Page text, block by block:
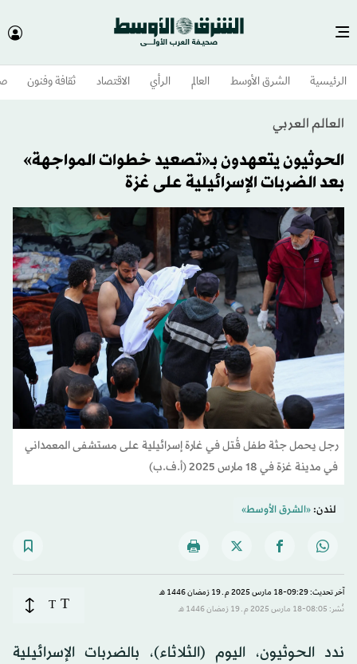
الرئيسية الشرق الأوسط​ العالم الرأي الاقتصاد ثقافة وفنون
العالم العربي
الحوثيون يتعهدون بـ«تصعيد خطوات المواجهة»
بعد الضربات الإسرائيلية على غزة
رجل يحمل جثة طفل قُتل في غارة إسرائيلية على مستشفى المعمداني
في مدينة غزة في 18 مارس 2025 (أ.ف.ب)
لندن:«الشرق الأوسط»
آخر تحديث: 09:29-18 مارس 2025 م ـ 19 رَمضان 1446 هـ
نُشر: 08:05-18 مارس 2025 م ـ 19 رَمضان 1446 هـ
T
T
ندد الحوثيون، اليوم (الثلاثاء)، بالضربات الإسرائيلية